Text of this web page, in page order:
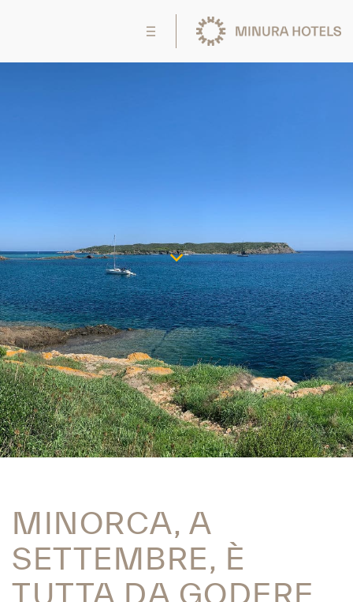
MINORCA, A
SETTEMBRE, È
TUTTA DA GODERE